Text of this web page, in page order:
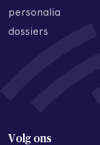
personalia
dossiers
Volg ons